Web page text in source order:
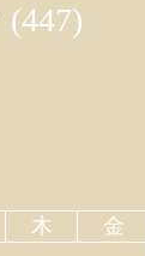
(447)
木 金